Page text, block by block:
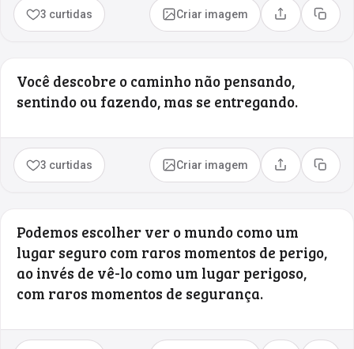
3 curtidas Criar imagem Compartilhar
Copiar
Você descobre o caminho não pensando,
sentindo ou fazendo, mas se entregando.
3 curtidas Criar imagem Compartilhar
Copiar
Podemos escolher ver o mundo como um
lugar seguro com raros momentos de perigo,
ao invés de vê-lo como um lugar perigoso,
com raros momentos de segurança.